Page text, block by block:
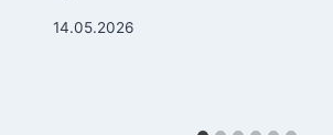
14.05.2026